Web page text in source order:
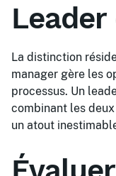
La distinction
manager gère les
processus. Un
combinant les
un atout